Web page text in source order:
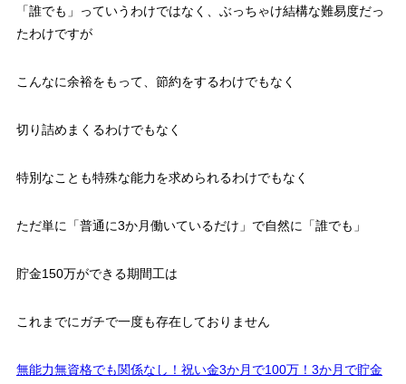
「誰でも」
っていうわけではなく、ぶっちゃけ結構な難易度だっ
たわけですが
こんなに余裕をもって、節約をするわけでもなく
切り詰めまくるわけでもなく
特別なことも特殊な能力を求められるわけでもなく
ただ単に 「普通に3か月働いているだけ」 で自然に 「誰でも」
貯金150万ができる期間工は
これまでにガチで一度も存在しておりません
無能力無資格でも関係なし！祝い金3か月で100万！3か月で貯金